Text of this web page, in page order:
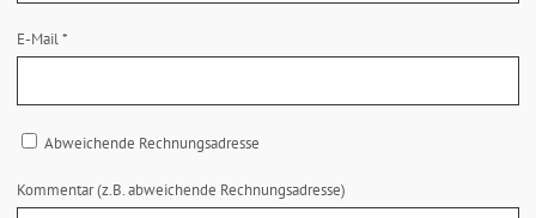
E-Mail*
Abweichende Rechnungsadresse
Kommentar (z.B. abweichende Rechnungsadresse)